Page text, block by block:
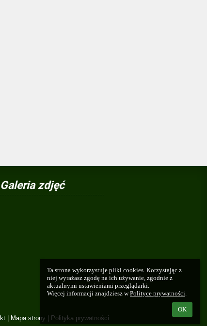
Ta strona wykorzystuje pliki cookies. Korzystając z
niej wyrażasz zgodę na ich używanie, zgodnie z
aktualnymi ustawieniami przeglądarki.
Więcej informacji znajdziesz w Polityce prywatności.
OK
Galeria zdjęć
Mapa strony Polityka prywatności